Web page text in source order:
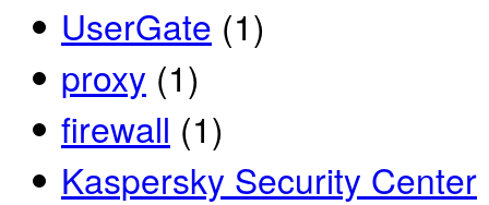
UserGate (1)
proxy (1)
firewall (1)
Kaspersky Security Center